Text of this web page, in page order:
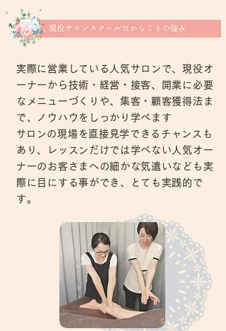
実際に営業している人気サロンで、現役オ
ーナーから技術・経営・接客、開業に必要
なメニューづくりや、集客・顧客獲得法ま
で、ノウハウをしっかり学べます
​ サロンの現場を直接見学できるチャンスも
あり、レッスンだけでは学べない人気オー
ナーのお客さまへの細かな気遣いなども実
際に目にする事ができ、とても実践的で
す。